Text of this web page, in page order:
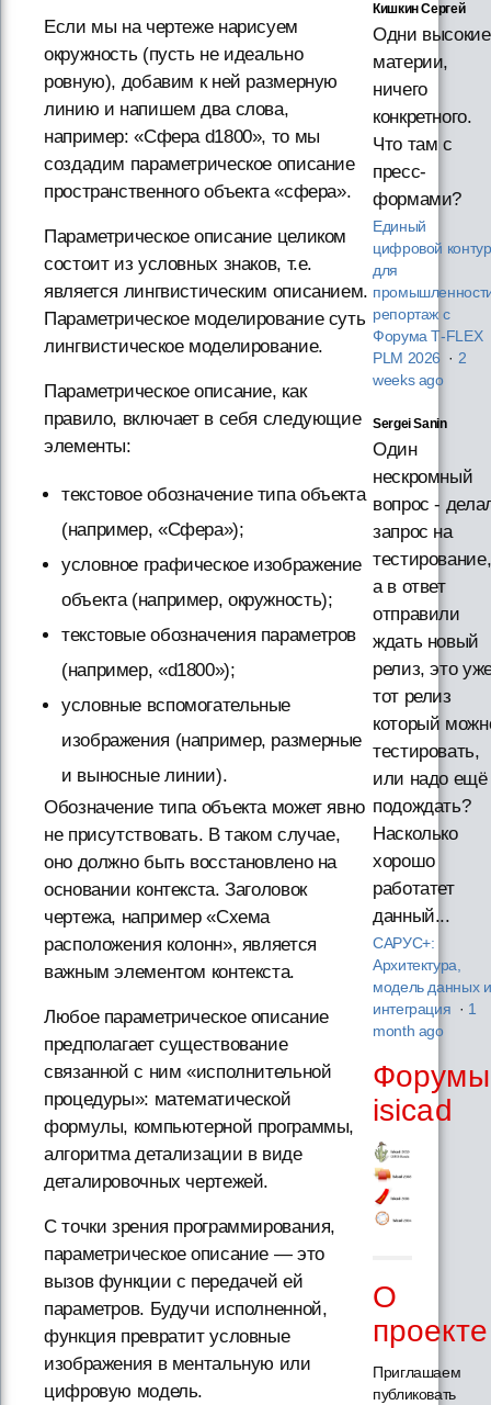
Если мы на чертеже нарисуем
окружность (пусть не идеально
ровную), добавим к ней размерную
линию и напишем два слова,
например: «Сфера d1800», то мы
создадим параметрическое описание
пространственного объекта «сфера».
Параметрическое описание целиком
состоит из условных знаков, т.е.
является лингвистическим описанием.
Параметрическое моделирование суть
лингвистическое моделирование.
Параметрическое описание, как
правило, включает в себя следующие
элементы:
текстовое обозначение типа объекта
(например, «Сфера»);
условное графическое изображение
объекта (например, окружность);
текстовые обозначения параметров
(например, «d1800»);
условные вспомогательные
изображения (например, размерные
и выносные линии).
Обозначение типа объекта может явно
не присутствовать. В таком случае,
оно должно быть восстановлено на
основании контекста. Заголовок
чертежа, например «Схема
расположения колонн», является
важным элементом контекста.
Любое параметрическое описание
предполагает существование
связанной с ним «исполнительной
процедуры»: математической
формулы, компьютерной программы,
алгоритма детализации в виде
деталировочных чертежей.
С точки зрения программирования,
параметрическое описание — это
вызов функции с передачей ей
параметров. Будучи исполненной,
функция превратит условные
изображения в ментальную или
цифровую модель.
Кишкин Сергей
Одни высокие
материи,
ничего
конкретного.
Что там с
пресс-
формами?
Единый
цифровой контур
для
репортаж с
Форума T‑FLEX
PLM 2026 · 2
weeks ago
Sergei Sanin
Один
нескромный
вопрос -
запрос на
тестирование,
а в ответ
отправили
ждать новый
релиз, это
тот релиз
который
тестировать,
или надо ещё
подождать?
Насколько
хорошо
работатет
данный...
САРУС+:
Архитектура,
модель данных и
интеграция · 1
month ago
Форумы
isicad
О
проекте
Приглашаем
публиковать